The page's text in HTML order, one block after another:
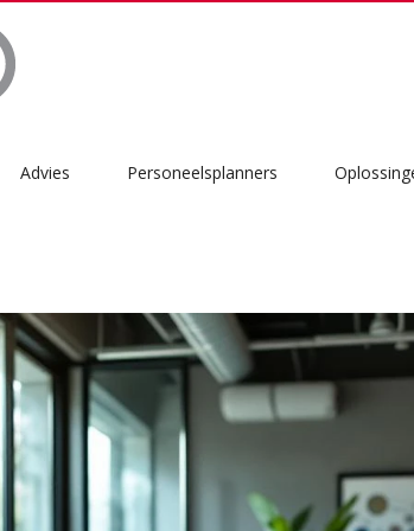
Advies Personeelsplanners